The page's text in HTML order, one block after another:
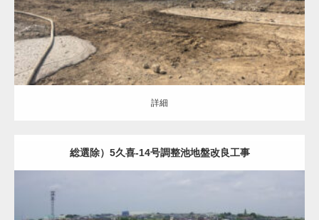
詳細
総選除）5久喜-14号調整池地盤改良工事